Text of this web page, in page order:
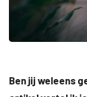
Ben jij weleens